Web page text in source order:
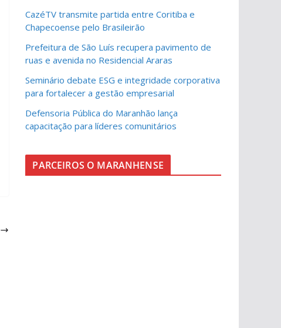
CazéTV transmite partida entre Coritiba e
Chapecoense pelo Brasileirão
Prefeitura de São Luís recupera pavimento de
ruas e avenida no Residencial Araras
Seminário debate ESG e integridade corporativa
para fortalecer a gestão empresarial
Defensoria Pública do Maranhão lança
capacitação para líderes comunitários
PARCEIROS O MARANHENSE